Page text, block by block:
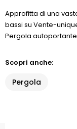
Approfitta di una
bassi su Vente-
Pergola
Scopri anche:
Pergola